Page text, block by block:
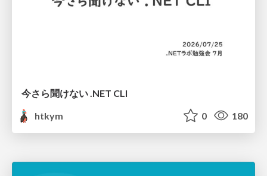
今さら聞けない .NET CLI
htkym
0 180